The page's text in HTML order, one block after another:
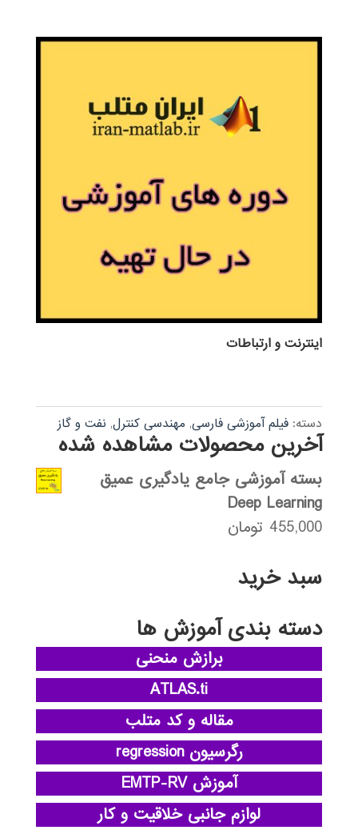
اينترنت و ارتباطات
دسته: فیلم آموزشی فارسی, مهندسی کنترل, نفت و گاز
آخرین محصولات مشاهده شده
بسته آموزشی جامع یادگیری عمیق
Deep Learning
455,000 تومان
سبد خرید
دسته بندی آموزش ها
برازش منحنی
ATLAS.ti
مقاله و کد متلب
رگرسیون regression
آموزش EMTP-RV
لوازم جانبی خلاقیت و کار